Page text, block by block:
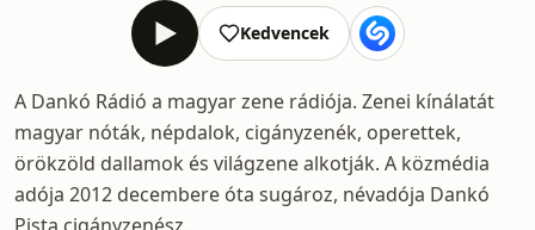
Kedvencek
A Dankó Rádió a magyar zene rádiója. Zenei kínálatát
magyar nóták, népdalok, cigányzenék, operettek,
örökzöld dallamok és világzene alkotják. A közmédia
adója 2012 decembere óta sugároz, névadója Dankó